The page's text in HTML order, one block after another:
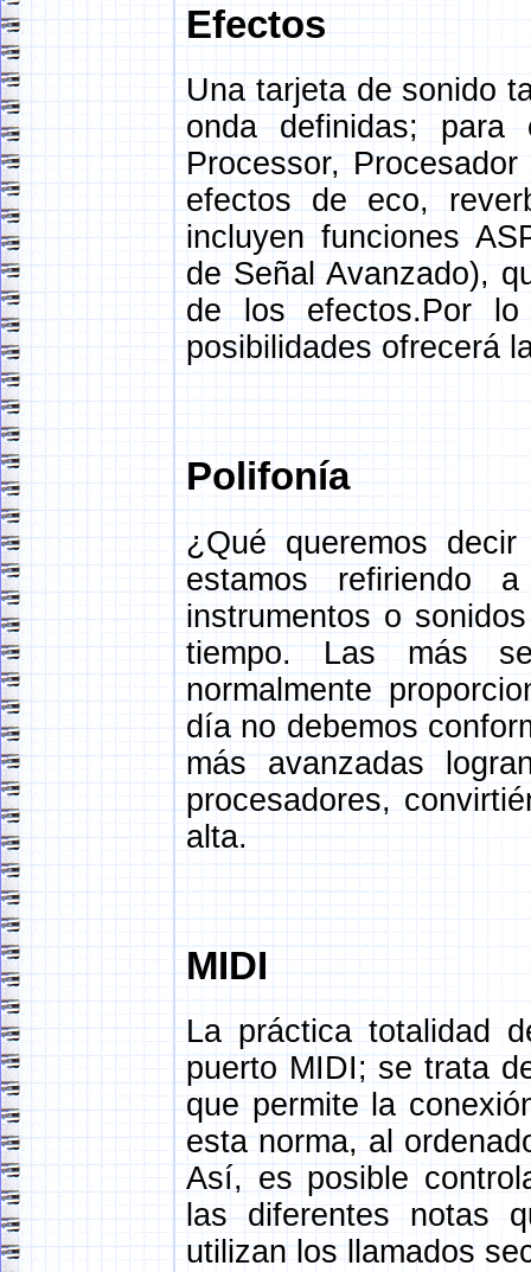
Efectos
Una tarjeta de sonido
onda definidas;
Processor,
efectos de eco,
incluyen funciones
de Señal Avanzado),
de los efectos.Por
posibilidades ofrecerá
Polifonía
¿Qué queremos
estamos refiriendo
instrumentos o
tiempo. Las más
normalmente
día no debemos
más avanzadas
procesadores,
alta.
MIDI
La práctica totalidad
puerto MIDI; se trata
que permite la
esta norma, al
Así, es posible
las diferentes notas
utilizan los llamados